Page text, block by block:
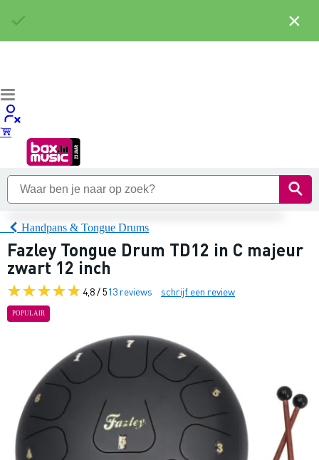
Handpans & Tongue Drums
Fazley Tongue Drum TD12 in C majeur
zwart 12 inch
4,8 / 513 reviews schrijf een review
POPULAIR
×